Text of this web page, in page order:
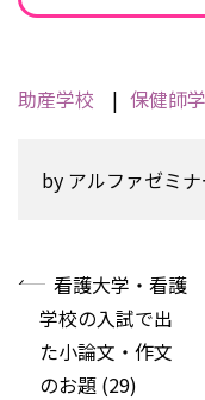
助産学校 保健師
by アルファゼミ
« 看護大学・看護
学校の入試で出
た小論文・作文
のお題 (29)